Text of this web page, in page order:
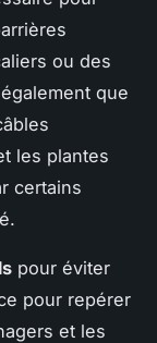
ou des
que
les plantes
certains
pour éviter
pour repérer
et les